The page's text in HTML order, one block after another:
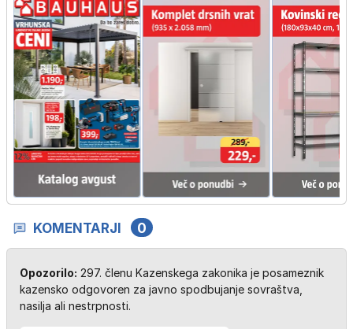
KOMENTARJI 0
Opozorilo: 297. členu Kazenskega zakonika je posameznik
kazensko odgovoren za javno spodbujanje sovraštva,
nasilja ali nestrpnosti.